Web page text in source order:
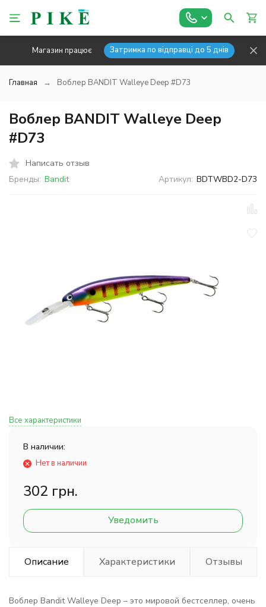
Магазин працює Затримка по відправці до 5 днів
Главная Воблер BANDIT Walleye Deep #D73
Воблер BANDIT Walleye Deep
#D73
Написать отзыв
Бренды: Bandit Артикул: BDTWBD2-D73
Все характеристики
В наличии:
Нет в наличии
302 грн.
Уведомить
Описание Характеристики Отзывы
Воблер Bandit Walleye Deep – это мировой бестселлер, очень